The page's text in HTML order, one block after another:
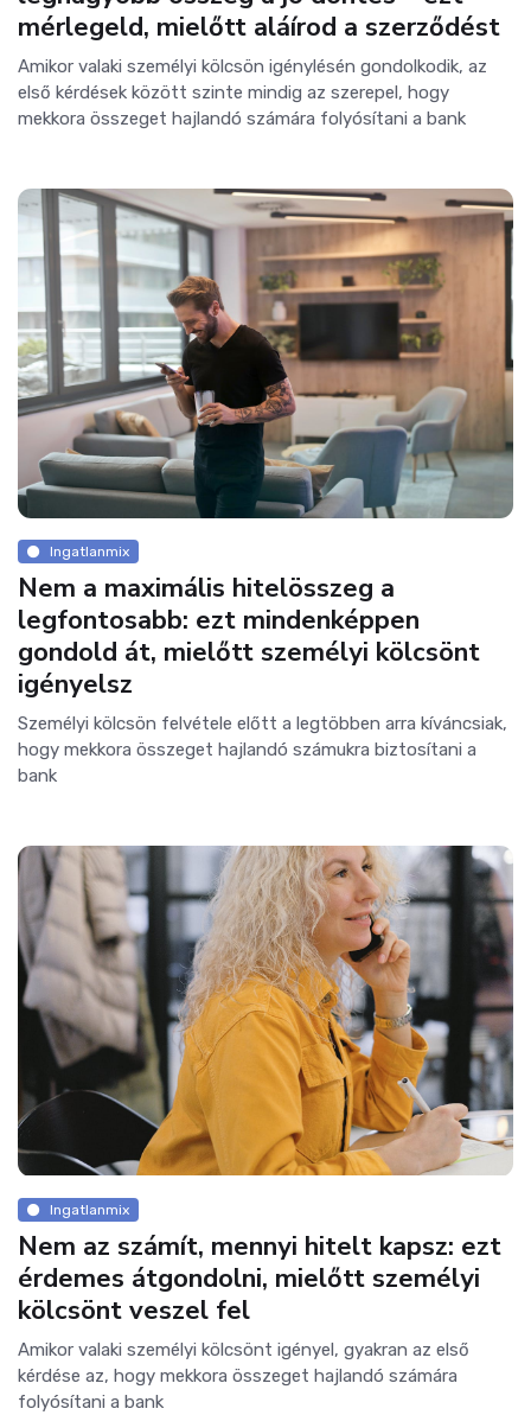
mérlegeld, mielőtt aláírod a szerződést
Amikor valaki személyi kölcsön igénylésén gondolkodik, az
első kérdések között szinte mindig az szerepel, hogy
mekkora összeget hajlandó számára folyósítani a bank
Ingatlanmix
Nem a maximális hitelösszeg a
legfontosabb: ezt mindenképpen
gondold át, mielőtt személyi kölcsönt
igényelsz
Személyi kölcsön felvétele előtt a legtöbben arra kíváncsiak,
hogy mekkora összeget hajlandó számukra biztosítani a
bank
Ingatlanmix
Nem az számít, mennyi hitelt kapsz: ezt
érdemes átgondolni, mielőtt személyi
kölcsönt veszel fel
Amikor valaki személyi kölcsönt igényel, gyakran az első
kérdése az, hogy mekkora összeget hajlandó számára
folyósítani a bank